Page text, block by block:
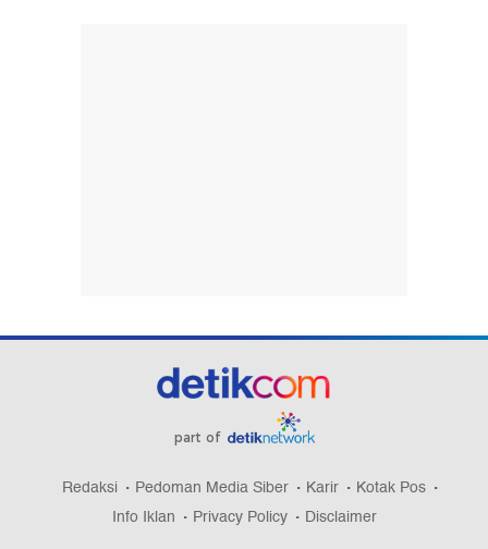
part of
Redaksi Pedoman Media Siber Karir
Kotak Pos
Info Iklan
Privacy Policy Disclaimer